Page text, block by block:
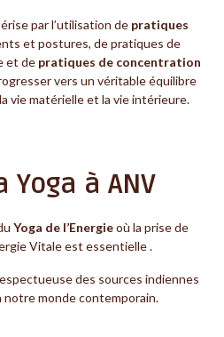
par l’utilisation de pratiques
et postures, de pratiques de
et de pratiques de concentration
vers un véritable équilibre
vie matérielle et la vie intérieure.
Yoga à ANV
Yoga de l’Energieoù la prise de
Vitale est essentielle .
des sources indiennes
notre monde contemporain.